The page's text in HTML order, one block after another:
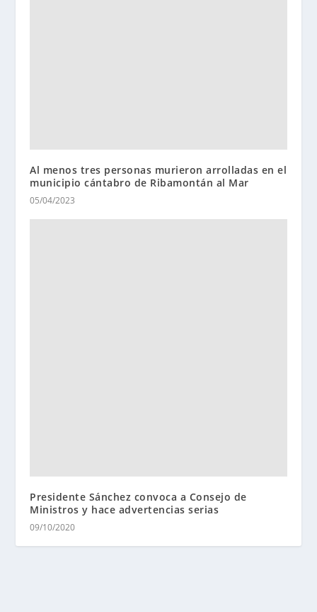
Al menos tres personas murieron arrolladas en el
municipio cántabro de Ribamontán al Mar
05/04/2023
Presidente Sánchez convoca a Consejo de
Ministros y hace advertencias serias
09/10/2020